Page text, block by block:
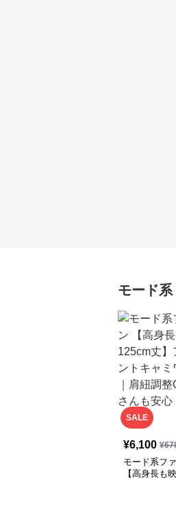
モード系
SALE
¥6,100 ¥
モード系フ
【高身長も